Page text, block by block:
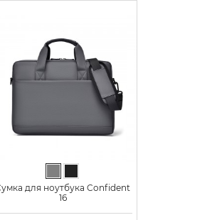
для ноутбука Confident
16